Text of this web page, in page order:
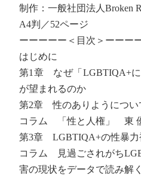
制作：一般社団法人Broken
A4判／52ページ
ーーーーー＜目次＞ーーー
はじめに
第1章 なぜ「LGBTIQA+に
が望まれるのか
第2章 性のありようについ
コラム 「性と人権」 東
第3章 LGBTIQA+の性暴力
コラム 見過ごされがち
害の現状をデータで読み